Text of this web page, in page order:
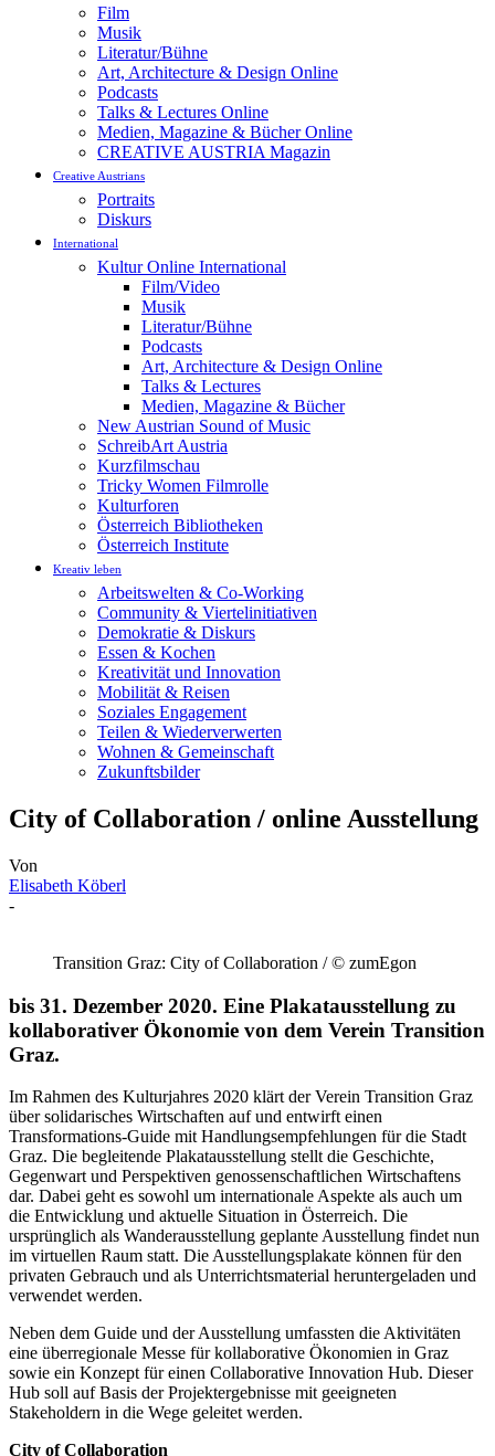
Film
Musik
Literatur/Bühne
Art, Architecture & Design Online
Podcasts
Talks & Lectures Online
Medien, Magazine & Bücher Online
CREATIVE AUSTRIA Magazin
Creative Austrians
Portraits
Diskurs
International
Kultur Online International
Film/Video
Musik
Literatur/Bühne
Podcasts
Art, Architecture & Design Online
Talks & Lectures
Medien, Magazine & Bücher
New Austrian Sound of Music
SchreibArt Austria
Kurzfilmschau
Tricky Women Filmrolle
Kulturforen
Österreich Bibliotheken
Österreich Institute
Kreativ leben
Arbeitswelten & Co-Working
Community & Viertelinitiativen
Demokratie & Diskurs
Essen & Kochen
Kreativität und Innovation
Mobilität & Reisen
Soziales Engagement
Teilen & Wiederverwerten
Wohnen & Gemeinschaft
Zukunftsbilder
City of Collaboration / online Ausstellung
Von
Elisabeth Köberl
-
Transition Graz: City of Collaboration / © zumEgon
bis 31. Dezember 2020. Eine Plakatausstellung zu
kollaborativer Ökonomie von dem Verein Transition
Graz.
Im Rahmen des Kulturjahres 2020 klärt der Verein Transition Graz
über solidarisches Wirtschaften auf und entwirft einen
Transformations-Guide mit Handlungsempfehlungen für die Stadt
Graz. Die begleitende Plakatausstellung stellt die Geschichte,
Gegenwart und Perspektiven genossenschaftlichen Wirtschaftens
dar. Dabei geht es sowohl um internationale Aspekte als auch um
die Entwicklung und aktuelle Situation in Österreich. Die
ursprünglich als Wanderausstellung geplante Ausstellung findet nun
im virtuellen Raum statt. Die Ausstellungsplakate können für den
privaten Gebrauch und als Unterrichtsmaterial heruntergeladen und
verwendet werden.
Neben dem Guide und der Ausstellung umfassten die Aktivitäten
eine überregionale Messe für kollaborative Ökonomien in Graz
sowie ein Konzept für einen Collaborative Innovation Hub. Dieser
Hub soll auf Basis der Projektergebnisse mit geeigneten
Stakeholdern in die Wege geleitet werden.
City of Collaboration